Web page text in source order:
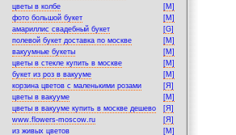
цветы в колбе
[M]
фото большой букет
[M]
амариллис свадебный букет
[G]
полевой букет доставка по москве
[M]
вакуумные букеты
[M]
цветы в стекле купить в москве
[M]
букет из роз в вакууме
[M]
корзина цветов с маленькими розами
[Я]
цветы в вакууме
[M]
цветы в вакууме купить в москве дешево
[Я]
www.flowers-moscow.ru
[Я]
из живых цветов
[M]